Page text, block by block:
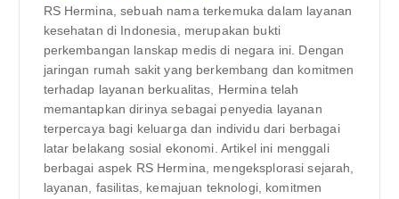
RS Hermina, sebuah nama terkemuka dalam layanan
kesehatan di Indonesia, merupakan bukti
perkembangan lanskap medis di negara ini. Dengan
jaringan rumah sakit yang berkembang dan komitmen
terhadap layanan berkualitas, Hermina telah
memantapkan dirinya sebagai penyedia layanan
terpercaya bagi keluarga dan individu dari berbagai
latar belakang sosial ekonomi. Artikel ini menggali
berbagai aspek RS Hermina, mengeksplorasi sejarah,
layanan, fasilitas, kemajuan teknologi, komitmen